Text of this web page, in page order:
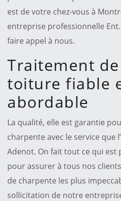
est de votre chez-vous à
entreprise professionnelle Ent.
faire appel à nous.
Traitement
toiture fiable
abordable
La qualité, elle est garantie
charpente avec le service que
Adenot. On fait tout ce qui est
pour assurer à tous nos
de charpente les plus
sollicitation de notre